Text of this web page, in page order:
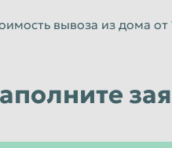
Томск
вывоза из дома от